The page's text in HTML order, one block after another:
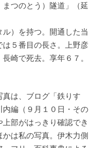
つのとう）隧道」（延
）を持つ。開通した当
５番目の長さ。上野彦
崎で死去。享年６７。
は、ブログ「鉄りす
編（９月１０日・その
部がはっきり確認でき
は私の写真。伊木力側